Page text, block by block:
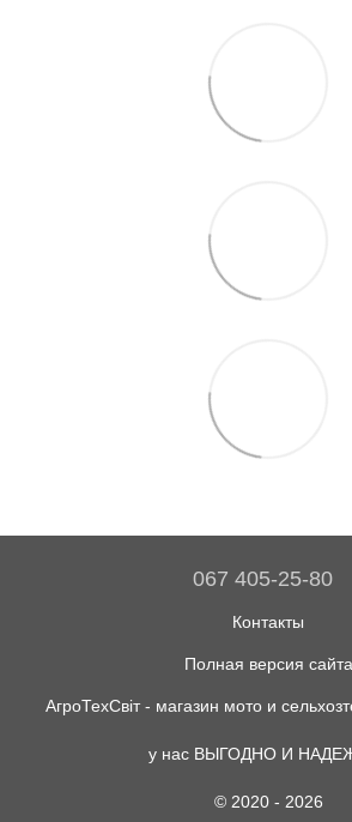
067 405-25-80
Контакты
Полная версия сайта
АгроТехСвіт - магазин мото и
у нас ВЫГОДНО И
© 2020 - 2026